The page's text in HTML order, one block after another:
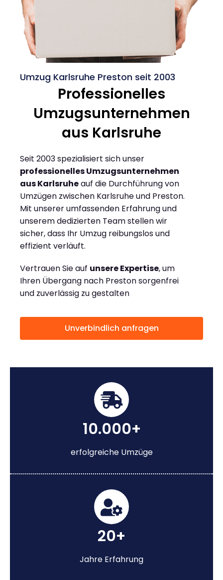
Umzug Karlsruhe Preston seit 2003
Professionelles
Umzugsunternehmen
aus Karlsruhe
Seit 2003 spezialisiert sich unser
professionelles Umzugsunternehmen
aus Karlsruheauf die Durchführung von
Umzügen zwischen Karlsruhe und Preston.
Mit unserer umfassenden Erfahrung und
unserem dedizierten Team stellen wir
sicher, dass Ihr Umzug reibungslos und
effizient verläuft.
Vertrauen Sie auf unsere Expertise, um
Ihren Übergang nach Preston sorgenfrei
und zuverlässig zu gestalten
Unverbindlich anfragen
10.000+
erfolgreiche Umzüge
20+
Jahre Erfahrung